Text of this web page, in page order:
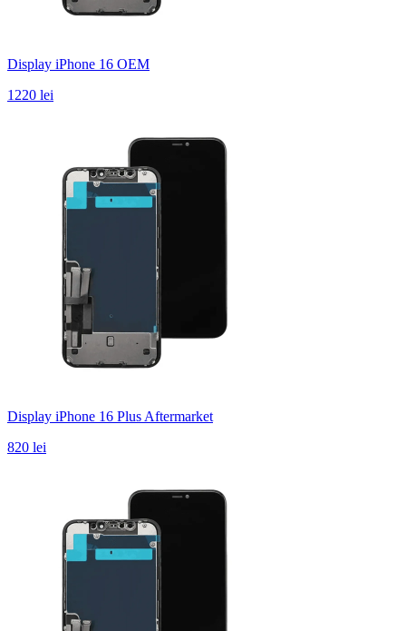
Display iPhone 16 OEM
1220 lei
Display iPhone 16 Plus Aftermarket
820 lei